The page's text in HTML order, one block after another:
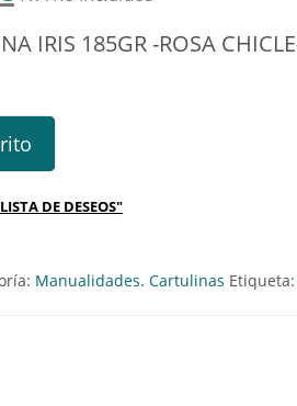
IRIS 185GR -ROSA
185GR -ROSA CHICLE- (x25)
DE DESEOS"
Manualidades. Cartulinas Etiqueta: